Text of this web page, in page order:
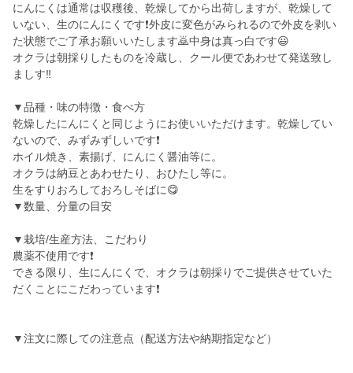
にんにくは通常は収穫後、乾燥してから出荷しますが、乾燥して
いない、生のにんにくです❗️外皮に変色がみられるので外皮を剥い
た状態でご了承お願いいたします🙇中身は真っ白です😃
オクラは朝採りしたものを冷蔵し、クール便であわせて発送致し
ましす‼️
▼品種・味の特徴・食べ方
乾燥したにんにくと同じようにお使いいただけます。乾燥してい
ないので、みずみずしいです❗️
ホイル焼き、素揚げ、にんにく醤油等に。
オクラは納豆とあわせたり、おひたし等に。
生をすりおろしておろしそばに😋
▼数量、分量の目安
▼栽培/生産方法、こだわり
農薬不使用です❗
できる限り、生にんにくで、オクラは朝採りでご提供させていた
だくことにこだわっています❗️
▼注文に際しての注意点（配送方法や納期指定など）